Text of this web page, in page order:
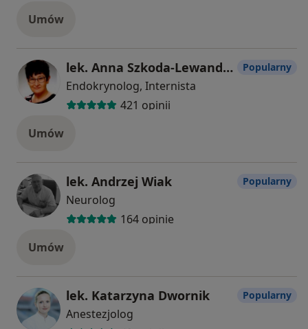
Umów
lek. Anna Szkoda-Lewandowska
Endokrynolog, Internista
421 opinii
Popularny
Umów
lek. Andrzej Wiak
Neurolog
164 opinie
Popularny
Umów
lek. Katarzyna Dwornik
Anestezjolog
Popularny